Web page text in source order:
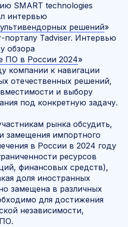
SMART technologies
интервью
решений»
порталу Tadviser. Интервью
обзора
ПО в России 2024»
компании к навигации
отечественных решений,
и выбору
под конкретную задачу.
рынка обсудить,
замещения импортного
в России в 2024 году
ресурсов
финансовых средств),
доля иностранных
замещена в различных
для достижения
независимости,